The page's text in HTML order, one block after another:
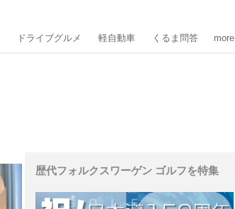
ドライブグルメ 軽自動車 くるま問答 more
歴代フォルクスワーゲン ゴルフを特集